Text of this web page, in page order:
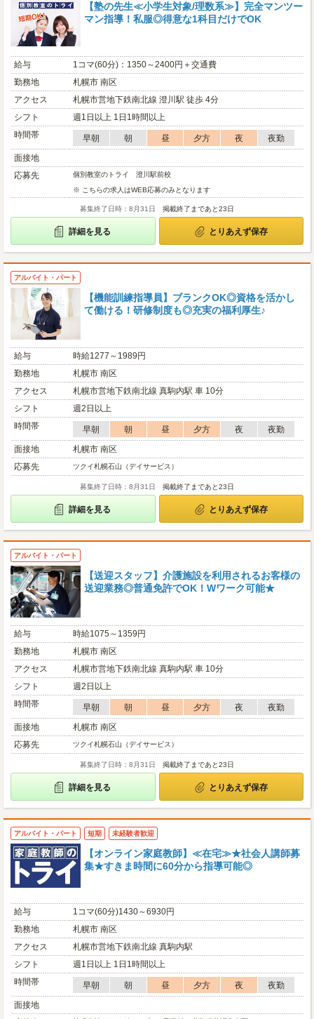
【塾の先生≪小学生対象/理数系≫】完全マンツー
マン指導！私服◎得意な1科目だけでOK
給与
1コマ(60分)：1350～2400円＋交通費
勤務地
札幌市 南区
アクセス
札幌市営地下鉄南北線 澄川駅 徒歩 4分
シフト
週1日以上 1日1時間以上
時間帯
早朝 朝 昼 夕方 夜
夜勤
面接地
応募先
個別教室のトライ 澄川駅前校
※ こちらの求人はWEB応募のみとなります
募集終了日時：8月31日 掲載終了まであと23日
詳細を見る とりあえず保存
アルバイト・パート
【機能訓練指導員】ブランクOK◎資格を活かし
て働ける！研修制度も◎充実の福利厚生♪
給与
時給1277～1989円
勤務地
札幌市 南区
アクセス
札幌市営地下鉄南北線 真駒内駅 車 10分
シフト
週2日以上
時間帯
早朝 朝 昼 夕方 夜
夜勤
面接地
札幌市 南区
応募先
ツクイ札幌石山（デイサービス）
募集終了日時：8月31日 掲載終了まであと23日
詳細を見る とりあえず保存
アルバイト・パート
【送迎スタッフ】介護施設を利用されるお客様の
送迎業務◎普通免許でOK！Wワーク可能★
給与
時給1075～1359円
勤務地
札幌市 南区
アクセス
札幌市営地下鉄南北線 真駒内駅 車 10分
シフト
週2日以上
時間帯
早朝 朝 昼 夕方 夜
夜勤
面接地
札幌市 南区
応募先
ツクイ札幌石山（デイサービス）
募集終了日時：8月31日 掲載終了まであと23日
詳細を見る とりあえず保存
アルバイト・パート 短期 未経験者歓迎
【オンライン家庭教師】≪在宅≫★社会人講師募
集★すきま時間に60分から指導可能◎
給与
1コマ(60分)1430～6930円
勤務地
札幌市 南区
アクセス
札幌市営地下鉄南北線 真駒内駅
シフト
週1日以上 1日1時間以上
時間帯
早朝 朝 昼 夕方 夜
夜勤
面接地